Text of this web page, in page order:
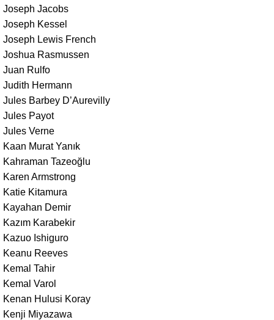
Joseph Jacobs
Joseph Kessel
Joseph Lewis French
Joshua Rasmussen
Juan Rulfo
Judith Hermann
Jules Barbey D’Aurevilly
Jules Payot
Jules Verne
Kaan Murat Yanık
Kahraman Tazeoğlu
Karen Armstrong
Katie Kitamura
Kayahan Demir
Kazım Karabekir
Kazuo Ishiguro
Keanu Reeves
Kemal Tahir
Kemal Varol
Kenan Hulusi Koray
Kenji Miyazawa